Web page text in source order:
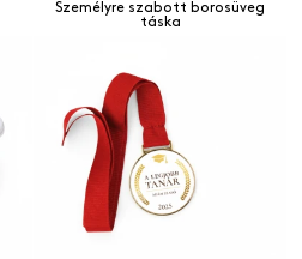
Személyre szabott borosüveg
táska